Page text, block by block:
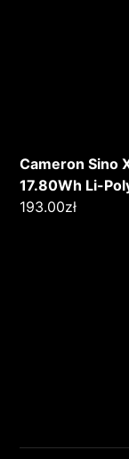
Cameron Sino
17.80Wh Li-
193.00zł